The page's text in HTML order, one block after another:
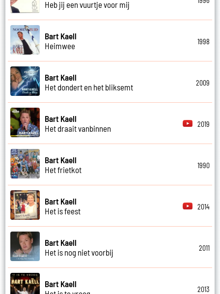
Heb jij een vuurtje voor mij
Bart Kaell
Heimwee
1998
Bart Kaell
Het dondert en het bliksemt
2009
Bart Kaell
Het draait vanbinnen
2019
Bart Kaell
Het frietkot
1990
Bart Kaell
Het is feest
2014
Bart Kaell
Het is nog niet voorbij
2011
Bart Kaell
2013